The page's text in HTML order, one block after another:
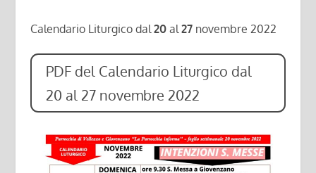
Calendario Liturgico dal20al27novembre 2022
PDF del Calendario Liturgico dal
20 al 27 novembre 2022